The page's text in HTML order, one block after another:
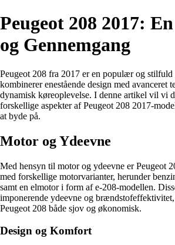
Peugeot 208 2017:
og Gennemgang
Peugeot 208 fra 2017 er en populær og stilfuld
kombinerer enestående design med avanceret
dynamisk køreoplevelse. I denne artikel vil vi
forskellige aspekter af Peugeot 208 2017-
at byde på.
Motor og Ydeevne
Med hensyn til motor og ydeevne er Peugeot
med forskellige motorvarianter, herunder
samt en elmotor i form af e-208-modellen.
imponerende ydeevne og
Peugeot 208 både sjov og økonomisk.
Design og Komfort